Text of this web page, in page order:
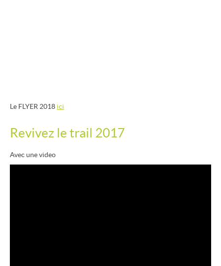
Le FLYER 2018 ici
Revivez le trail 2017
Avec une video